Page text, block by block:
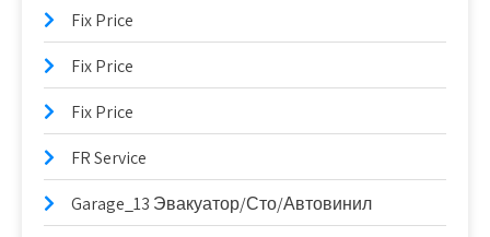
Fix Price
Fix Price
Fix Price
FR Service
Garage_13 Эвакуатор/Сто/Автовинил